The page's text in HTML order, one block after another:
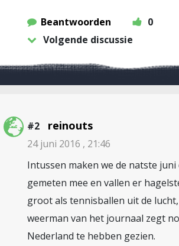
Beantwoorden
0
Volgende discussie
#2 reinouts
24 juni 2016 , 21:46
Intussen maken we de natste
gemeten mee en vallen er
groot als tennisballen uit de
weerman van het journaal zegt
Nederland te hebben gezien.